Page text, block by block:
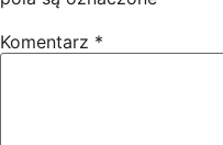
Komentarz *